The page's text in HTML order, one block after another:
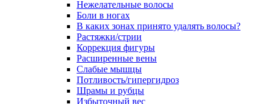
Нежелательные волосы
Боли в ногах
В каких зонах принято удалять волосы?
Растяжки/стрии
Коррекция фигуры
Расширенные вены
Слабые мышцы
Потливость/гипергидроз
Шрамы и рубцы
Избыточный вес